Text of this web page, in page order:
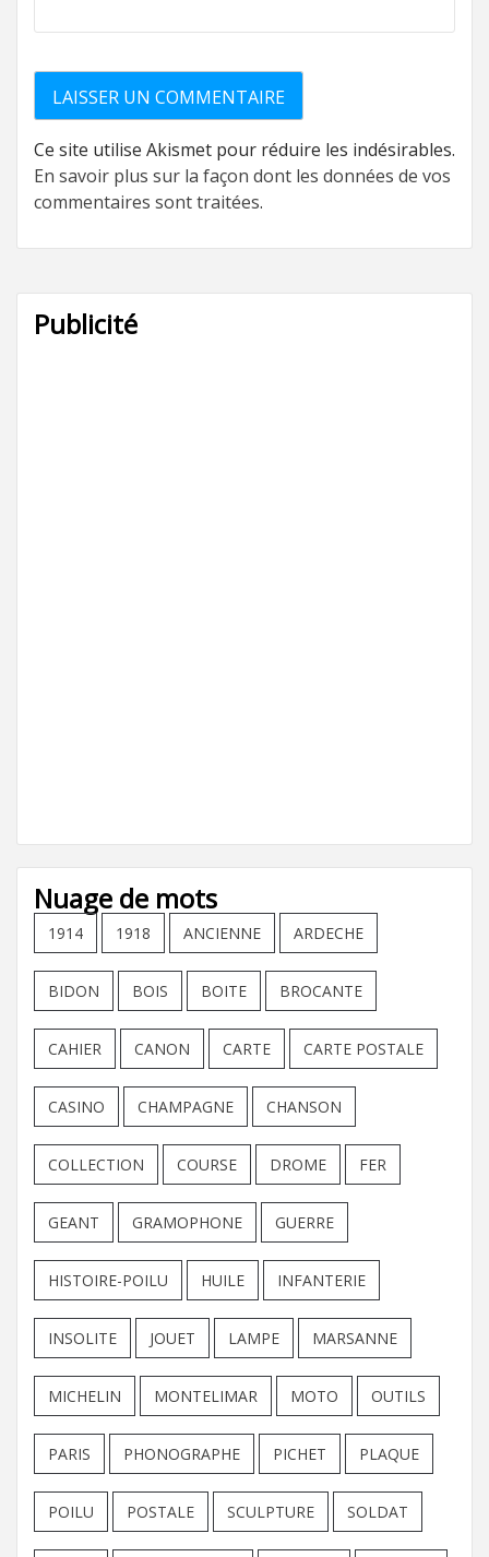
Ce site utilise Akismet pour réduire les indésirables.
En savoir plus sur la façon dont les données de vos
commentaires sont traitées.
Publicité
Nuage de mots
1914 1918 ANCIENNE ARDECHE
BIDON BOIS BOITE BROCANTE
CAHIER CANON CARTE CARTE POSTALE
CASINO CHAMPAGNE CHANSON
COLLECTION COURSE DROME FER
GEANT GRAMOPHONE GUERRE
HISTOIRE-POILU HUILE INFANTERIE
INSOLITE JOUET LAMPE MARSANNE
MICHELIN MONTELIMAR MOTO OUTILS
PARIS PHONOGRAPHE PICHET PLAQUE
POILU POSTALE SCULPTURE SOLDAT